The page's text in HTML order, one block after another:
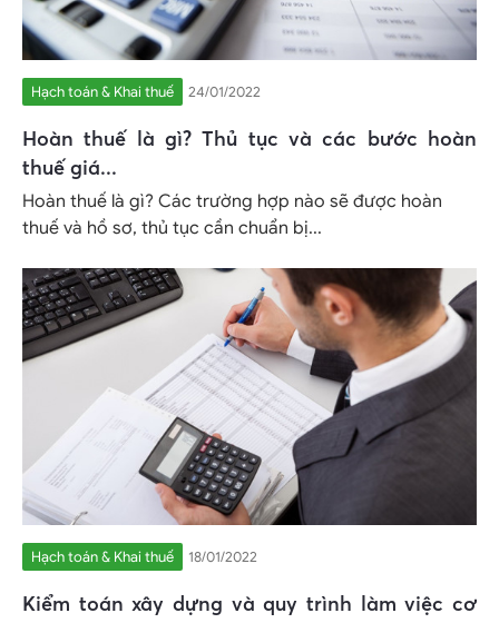
Hạch toán & Khai thuế 24/01/2022
Hoàn thuế là gì? Thủ tục và các bước hoàn
thuế giá...
Hoàn thuế là gì? Các trường hợp nào sẽ được hoàn
thuế và hồ sơ, thủ tục cần chuẩn bị...
Hạch toán & Khai thuế 18/01/2022
Kiểm toán xây dựng và quy trình làm việc cơ